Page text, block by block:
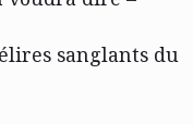
sanglants du